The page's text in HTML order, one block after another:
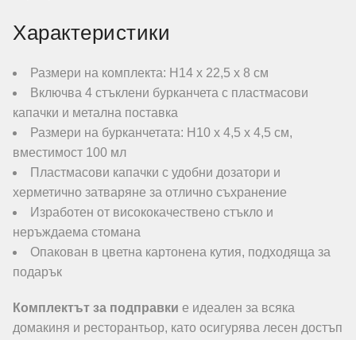
Характеристики
Размери на комплекта: Н14 х 22,5 х 8 см
Включва 4 стъклени бурканчета с пластмасови
капачки и метална поставка
Размери на бурканчетата: Н10 х 4,5 х 4,5 см,
вместимост 100 мл
Пластмасови капачки с удобни дозатори и
херметично затваряне за отлично съхранение
Изработен от висококачествено стъкло и
неръждаема стомана
Опакован в цветна картонена кутия, подходяща за
подарък
Комплектът за подправки е идеален за всяка
домакиня и ресторантьор, като осигурява лесен достъп